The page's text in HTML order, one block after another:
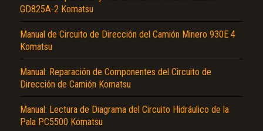
GD825A-2 Komatsu
Manual de Circuito de Dirección del Camión Minero 930E 4
Komatsu
Manual: Reparación de Componentes del Circuito de
Dirección de Camión Komatsu
Manual: Lectura de Diagrama del Circuito Hidráulico de la
Pala PC5500 Komatsu
El Título es incorrecto según el contenido.